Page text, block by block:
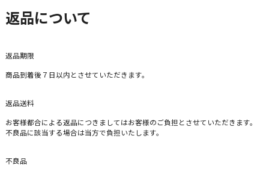
返品について
返品期限
商品到着後７日以内とさせていただきます。
返品送料
お客様都合による返品につきましてはお客様のご負担とさせていただきます。
不良品に該当する場合は当方で負担いたします。
不良品